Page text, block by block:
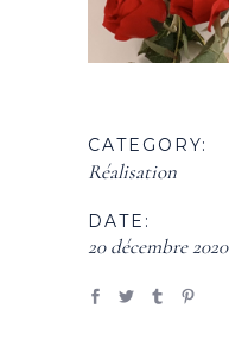
CATEGORY:
Réalisation
DATE:
20 décembre 2020